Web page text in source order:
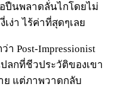
ปืนพลาดลั่นไกโดยไม่
ง่า ไร้ค่าที่สุดๆเลย
า Post-Impressionist
ลกที่ชีวประวัติของเขา
ย แต่ภาพวาดกลับ